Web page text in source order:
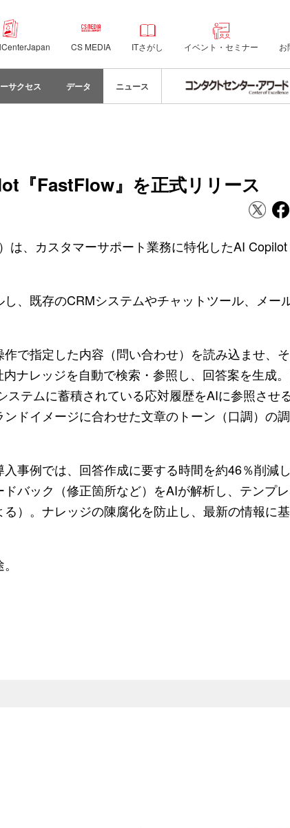
CS MEDIA ITさがし イベント・セミナー お
サクセス データ ニュース
『FastFlow』を正式リリース
、カスタマーサポート業務に特化したAI
、既存のCRMシステムやチャットツール、メー
で指定した内容（問い合わせ）を読み込ませ、
ナレッジを自動で検索・参照し、回答案を生成
テムに蓄積されている応対履歴をAIに参照させ
ドイメージに合わせた文章のトーン（口調）の
事例では、回答作成に要する時間を約46％削減
バック（修正箇所など）をAIが解析し、テンプ
）。ナレッジの陳腐化を防止し、最新の情報に